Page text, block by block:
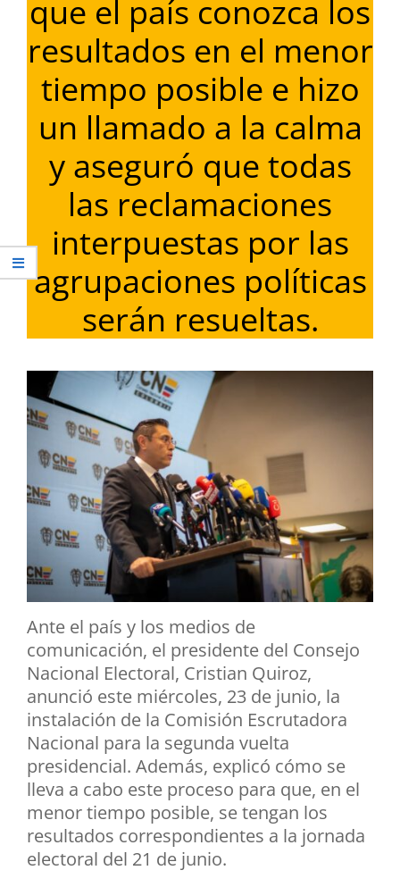
que el país conozca los
resultados en el menor
tiempo posible e hizo
un llamado a la calma
y aseguró que todas
las reclamaciones
interpuestas por las
agrupaciones políticas
serán resueltas.
Ante el país y los medios de
comunicación, el presidente del Consejo
Nacional Electoral, Cristian Quiroz,
anunció este miércoles, 23 de junio, la
instalación de la Comisión Escrutadora
Nacional para la segunda vuelta
presidencial. Además, explicó cómo se
lleva a cabo este proceso para que, en el
menor tiempo posible, se tengan los
resultados correspondientes a la jornada
electoral del 21 de junio.